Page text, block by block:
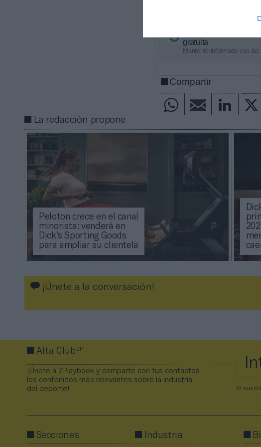
gratuita
Mantente informado con
Compartir
La redacción propone
Peloton crece en el canal
minorista: venderá en
Dick’s Sporting Goods
para ampliar su clientela
¡Únete a la conversación!
Alta Club2P
¡Únete a 2Playbook y comparte con tus contactos
los contenidos más relevantes sobre la industria
del deporte!
Al
Secciones Industria